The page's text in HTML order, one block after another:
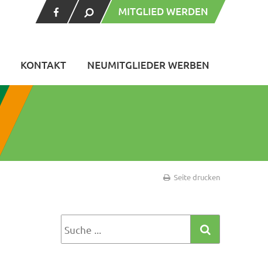
MITGLIED WERDEN
KONTAKT NEUMITGLIEDER WERBEN
Seite drucken